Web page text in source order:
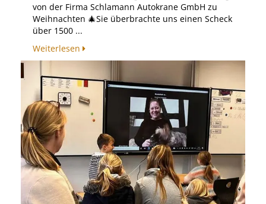
von der Firma Schlamann Autokrane GmbH zu
Weihnachten 🎄Sie überbrachte uns einen Scheck
über 1500 ...
Weiterlesen